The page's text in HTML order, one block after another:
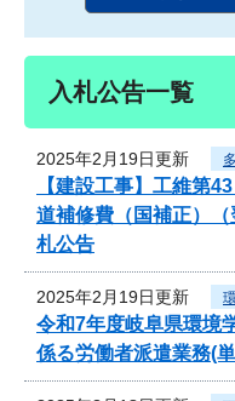
入札公告一覧
2025年2月19日更新
【建設工事】工維
道補修費（国補正）
札公告
2025年2月19日更新
令和7年度岐阜県環境
係る労働者派遣業務(